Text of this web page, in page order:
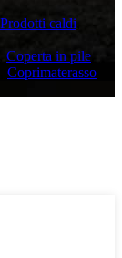
Prodotti caldi
Coperta in pile
Coprimaterasso